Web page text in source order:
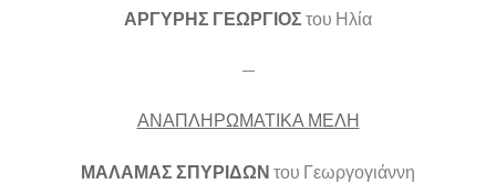
ΑΡΓΥΡΗΣ ΓΕΩΡΓΙΟΣ του Ηλία
—
ΑΝΑΠΛΗΡΩΜΑΤΙΚΑ ΜΕΛΗ
ΜΑΛΑΜΑΣ ΣΠΥΡΙΔΩΝ του Γεωργογιάννη